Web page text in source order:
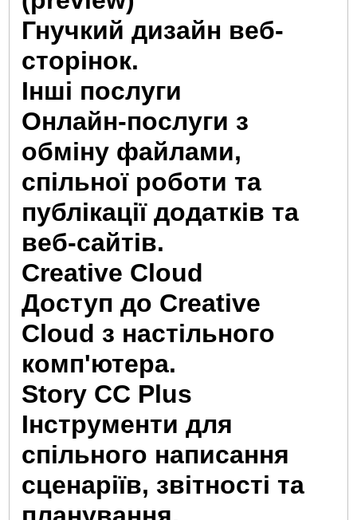
Гнучкий дизайн веб-
сторінок.
Інші послуги
Онлайн-послуги з
обміну файлами,
спільної роботи та
публікації додатків та
веб-сайтів.
Creative Cloud
Доступ до Creative
Cloud з настільного
комп'ютера.
Story CC Plus
Інструменти для
спільного написання
сценаріїв, звітності та